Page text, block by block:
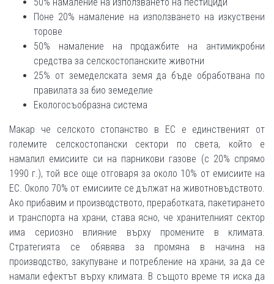
Поне 20% намаление на използването на изкуствени
торове
50% намаление на продажбите на антимикробни
средства за селскостопанските животни
25% от земеделската земя да бъде обработвана по
правилата за био земеделие
Екологосъобразна система
Макар че селското стопанство в ЕС е единственият от
големите селскостопански сектори по света, който е
намалил емисиите си на парникови газове (с 20% спрямо
1990 г.), той все още отговаря за около 10% от емисиите на
ЕС. Около 70% от емисиите се дължат на животновъдството.
Ако прибавим и производството, преработката, пакетирането
и транспорта на храни, става ясно, че хранителният сектор
има сериозно влияние върху промените в климата.
Стратегията се обявява за промяна в начина на
производство, закупуване и потребление на храни, за да се
намали ефектът върху климата. В същото време тя иска да